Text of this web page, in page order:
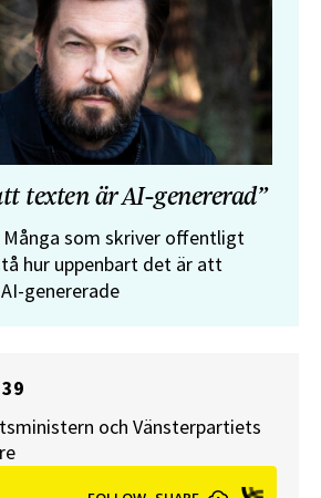
texten är AI-genererad”
Många som skriver offentligt
hur uppenbart det är att
genererade
och Vänsterpartiets